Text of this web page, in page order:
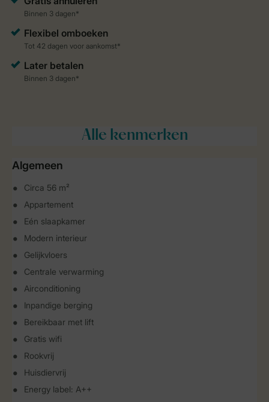
Alle kenmerken
Algemeen
Circa 56 m²
Appartement
Eén slaapkamer
Modern interieur
Gelijkvloers
Centrale verwarming
Airconditioning
Inpandige berging
Bereikbaar met lift
Gratis wifi
Rookvrij
Huisdiervrij
Energy label: A++